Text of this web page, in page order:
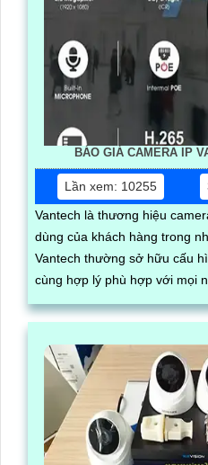
BÁO GIÁ CAMERA IP
Lần xem: 10255
Vantech là thương hiệu
dùng của khách hàng trong nhiều
Vantech thường sở hữu cấu
cùng hợp lý phù hợp với mọi
doanh ngiệp